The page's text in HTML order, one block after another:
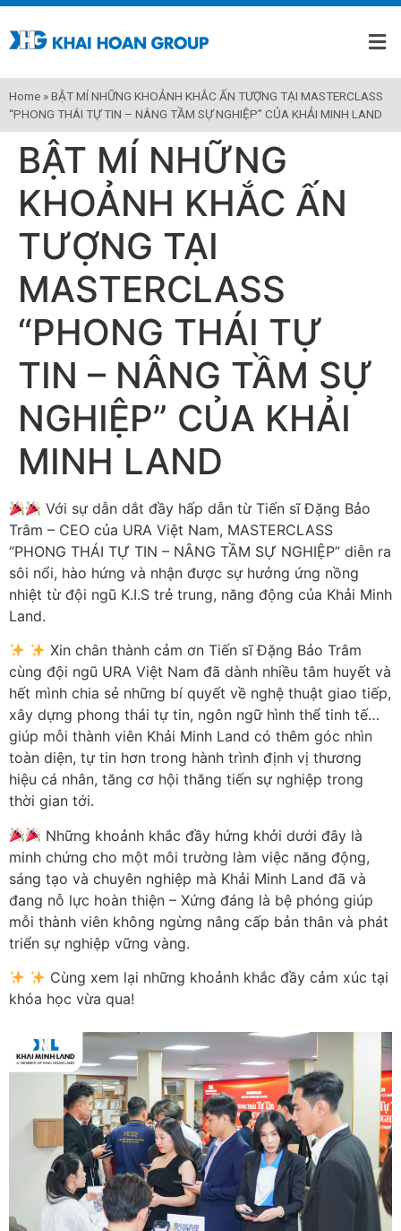
Home »BẬT MÍ NHỮNG KHOẢNH KHẮC ẤN TƯỢNG TẠI MASTERCLASS
“PHONG THÁI TỰ TIN – NÂNG TẦM SỰ NGHIỆP” CỦA KHẢI MINH LAND
BẬT MÍ NHỮNG
KHOẢNH KHẮC ẤN
TƯỢNG TẠI
MASTERCLASS
“PHONG THÁI TỰ
TIN – NÂNG TẦM SỰ
NGHIỆP” CỦA KHẢI
MINH LAND
Với sự dẫn dắt đầy hấp dẫn từ Tiến sĩ Đặng Bảo
Trâm – CEO của URA Việt Nam, MASTERCLASS
“PHONG THÁI TỰ TIN – NÂNG TẦM SỰ NGHIỆP” diễn ra
sôi nổi, hào hứng và nhận được sự hưởng ứng nồng
nhiệt từ đội ngũ K.I.S trẻ trung, năng động của Khải Minh
Land.
Xin chân thành cảm ơn Tiến sĩ Đặng Bảo Trâm
cùng đội ngũ URA Việt Nam đã dành nhiều tâm huyết và
hết mình chia sẻ những bí quyết về nghệ thuật giao tiếp,
xây dựng phong thái tự tin, ngôn ngữ hình thể tinh tế…
giúp mỗi thành viên Khải Minh Land có thêm góc nhìn
toàn diện, tự tin hơn trong hành trình định vị thương
hiệu cá nhân, tăng cơ hội thăng tiến sự nghiệp trong
thời gian tới.
Những khoảnh khắc đầy hứng khởi dưới đây là
minh chứng cho một môi trường làm việc năng động,
sáng tạo và chuyên nghiệp mà Khải Minh Land đã và
đang nỗ lực hoàn thiện – Xứng đáng là bệ phóng giúp
mỗi thành viên không ngừng nâng cấp bản thân và phát
triển sự nghiệp vững vàng.
Cùng xem lại những khoảnh khắc đầy cảm xúc tại
khóa học vừa qua!